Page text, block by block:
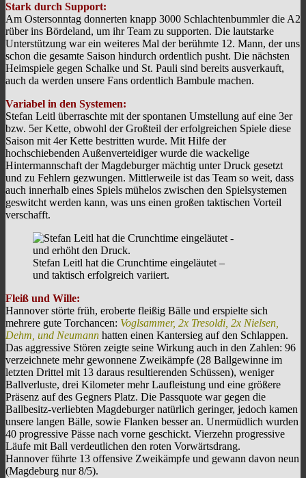
Stark durch Support:
Am Ostersonntag donnerten knapp 3000 Schlachtenbummler die A2
rüber ins Bördeland, um ihr Team zu supporten. Die lautstarke
Unterstützung war ein weiteres Mal der berühmte 12. Mann, der uns
schon die gesamte Saison hindurch ordentlich pusht. Die nächsten
Heimspiele gegen Schalke und St. Pauli sind bereits ausverkauft,
auch da werden unsere Fans ordentlich Bambule machen.
Variabel in den Systemen:
Stefan Leitl überraschte mit der spontanen Umstellung auf eine 3er
bzw. 5er Kette, obwohl der Großteil der erfolgreichen Spiele diese
Saison mit 4er Kette bestritten wurde. Mit Hilfe der
hochschiebenden Außenverteidiger wurde die wackelige
Hintermannschaft der Magdeburger mächtig unter Druck gesetzt
und zu Fehlern gezwungen. Mittlerweile ist das Team so weit, dass
auch innerhalb eines Spiels mühelos zwischen den Spielsystemen
geswitcht werden kann, was uns einen großen taktischen Vorteil
verschafft.
Stefan Leitl hat die Crunchtime eingeläutet –
und taktisch erfolgreich variiert.
Fleiß und Wille:
Hannover störte früh, eroberte fleißig Bälle und erspielte sich
mehrere gute Torchancen: Voglsammer, 2x Tresoldi, 2x Nielsen,
Dehm, und Neumann hatten einen Kantersieg auf den Schlappen.
Das aggressive Stören zeigte seine Wirkung auch in den Zahlen: 96
verzeichnete mehr gewonnene Zweikämpfe (28 Ballgewinne im
letzten Drittel mit 13 daraus resultierenden Schüssen), weniger
Ballverluste, drei Kilometer mehr Laufleistung und eine größere
Präsenz auf des Gegners Platz. Die Passquote war gegen die
Ballbesitz-verliebten Magdeburger natürlich geringer, jedoch kamen
unsere langen Bälle, sowie Flanken besser an. Unermüdlich wurden
40 progressive Pässe nach vorne geschickt. Vierzehn progressive
Läufe mit Ball verdeutlichen den roten Vorwärtsdrang.
Hannover führte 13 offensive Zweikämpfe und gewann davon neun
(Magdeburg nur 8/5).